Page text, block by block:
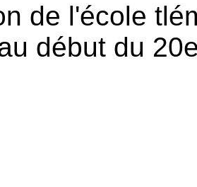
de l'école
début du